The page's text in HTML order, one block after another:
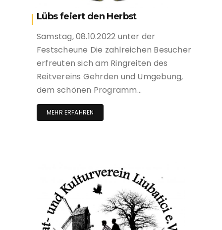
Lübs feiert den Herbst
Samstag, 08.10.2022 unter der
Festscheune Die zahlreichen Besucher
erfreuten sich am Ringreiten des
Reitvereins Gehrden und Umgebung,
dem schönen Programm…
MEHR ERFAHREN